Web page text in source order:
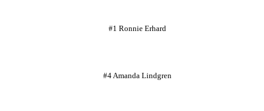
#1 Ronnie Erhard
#4 Amanda Lindgren